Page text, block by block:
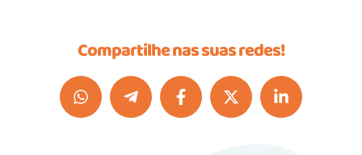
Compartilhe nas suas redes!